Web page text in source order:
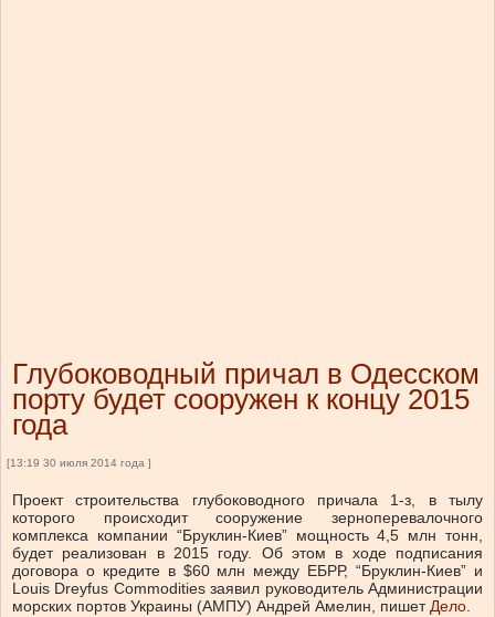
Глубоководный причал в Одесском
порту будет сооружен к концу 2015
года
[13:19 30 июля 2014 года ]
Проект строительства глубоководного причала 1-з, в тылу
которого происходит сооружение зерноперевалочного
комплекса компании “Бруклин-Киев” мощность 4,5 млн тонн,
будет реализован в 2015 году. Об этом в ходе подписания
договора о кредите в $60 млн между ЕБРР, “Бруклин-Киев” и
Louis Dreyfus Commodities заявил руководитель Администрации
морских портов Украины (АМПУ) Андрей Амелин, пишетДело.